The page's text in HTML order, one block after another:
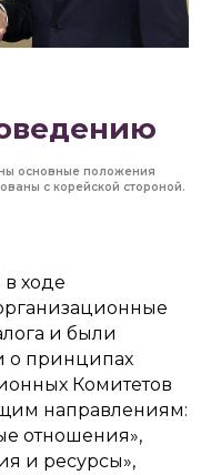
основные положения
с корейской стороной.
ходе
и были
о принципах
Комитетов
направлениям:
отношения»,
и ресурсы»,